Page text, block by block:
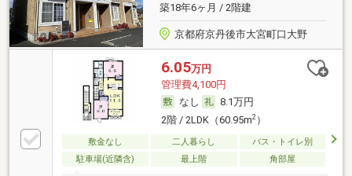
築18年6ヶ月 / 2階建
京都府京丹後市大宮町口大野
6.05万円
管理費4,100円
なし
8.1万円
2階 / 2LDK（60.95m2）
敷金なし 二人暮らし
バス・トイレ別
駐車場(近隣含)
最上階 角部屋